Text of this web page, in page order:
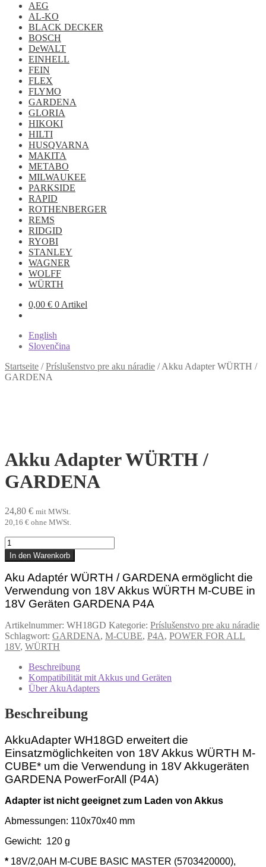
AEG
AL-KO
BLACK DECKER
BOSCH
DeWALT
EINHELL
FEIN
FLEX
FLYMO
GARDENA
GLORIA
HIKOKI
HILTI
HUSQVARNA
MAKITA
METABO
MILWAUKEE
PARKSIDE
RAPID
ROTHENBERGER
REMS
RIDGID
RYOBI
STANLEY
WAGNER
WOLFF
WÜRTH
0,00 € 0 Artikel
English
Slovenčina
Startseite /Príslušenstvo pre aku náradie /Akku Adapter WÜRTH /
GARDENA
Akku Adapter WÜRTH /
GARDENA
24,80 € mit MWSt.
20,16 € ohne MWSt.
Akku
Adapter
WÜRTH
GARDENA
Menge
In den Warenkorb
Aku Adaptér WÜRTH / GARDENA ermöglicht die
Verwendung von 18V Akkus WÜRTH M-CUBE in
18V Geräten GARDENA P4A
Artikelnummer: WH18GD Kategorie: Príslušenstvo pre aku náradie
Schlagwort: GARDENA, M-CUBE, P4A, POWER FOR ALL
18V, WÜRTH
Beschreibung
Kompatibilität mit Akkus und Geräten
Über AkuAdapters
Beschreibung
AkkuAdapter WH18GD erweitert die
Einsatzmöglichkeiten von 18V Akkus WÜRTH M-
CUBE* um die Verwendung in 18V Akkugeräten
GARDENA PowerForAll (P4A)
Adapter ist nicht geeignet zum Laden von Akkus
Abmessungen: 110x70x40 mm
Gewicht: 120 g
* 18V/2,0AH M-CUBE BASIC MASTER (5703420000),